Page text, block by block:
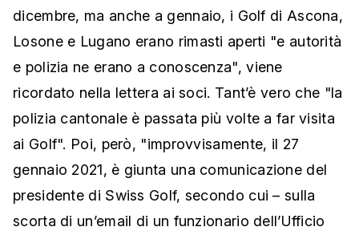
dicembre, ma anche a gennaio, i Golf di Ascona,
Losone e Lugano erano rimasti aperti "e autorità
e polizia ne erano a conoscenza", viene
ricordato nella lettera ai soci. Tant’è vero che "la
polizia cantonale è passata più volte a far visita
ai Golf". Poi, però, "improvvisamente, il 27
gennaio 2021, è giunta una comunicazione del
presidente di Swiss Golf, secondo cui – sulla
scorta di un’email di un funzionario dell’Ufficio